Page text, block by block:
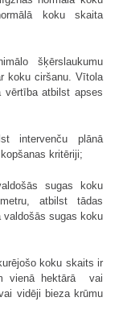
koku skaita
šķērslaukumu
koku ciršanu. Vītola
vērtība atbilst apses
intervenču plānā
kritēriji;
sugas koku
atbilst tādas
valdošās sugas koku
koku skaits ir
vienā hektārā vai
vidēji bieza krūmu